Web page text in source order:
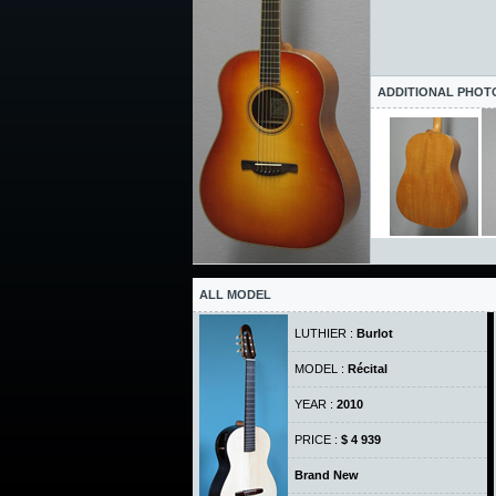
ADDITIONAL
ALL MODEL
LUTHIER : Burlot
MODEL : Récital
YEAR : 2010
PRICE : $ 4 939
Brand New